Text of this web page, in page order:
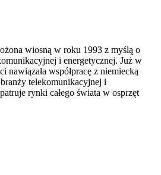
wiosną w roku 1993 z myślą o
i energetycznej. Już w
nawiązała współpracę z niemiecką
telekomunikacyjnej i
rynki całego świata w osprzęt